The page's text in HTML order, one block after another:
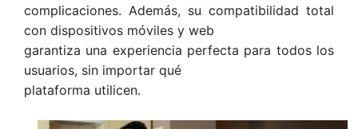
complicaciones. Además, su compatibilidad total
con dispositivos móviles y web
garantiza una experiencia perfecta para todos los
usuarios, sin importar qué
plataforma utilicen.